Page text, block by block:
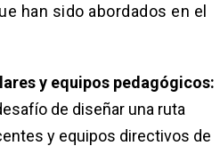
han sido abordados en el
y equipos pedagógicos:
de diseñar una ruta
y equipos directivos de